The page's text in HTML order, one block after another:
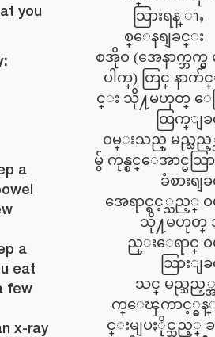
you
a
a
eat
few
x-ray
သြားရန္ ၫႇ
စ္ေနရျခင္း
စအိုဝ (အေနာက္ဘက္မွ
ပါက္) တြင္ နာက်
င္း သို႔မဟုတ္ ေ
ထြက္ျ
ဝမ္းသည္ မည္သည့္
မွ် ကုန္စင္ေအာင္မသြ
ခံစားရျ
အေရာင္ရင့္သည့္
သို႔မဟုတ္
ည္းေရာင္
သြားျ
သင္ မည္သည့္
က္ေၾကာင့္မွန္
င္းမျပႏိုင္သည့္ ခ